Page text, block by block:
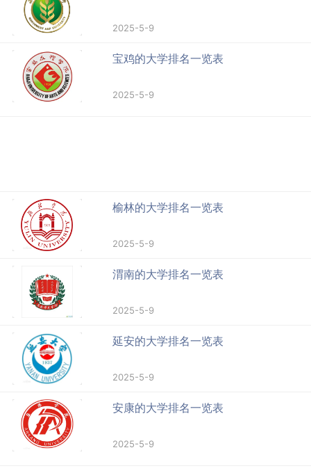
2025-5-9
宝鸡的大学排名一览表
2025-5-9
榆林的大学排名一览表
2025-5-9
渭南的大学排名一览表
2025-5-9
延安的大学排名一览表
2025-5-9
安康的大学排名一览表
2025-5-9